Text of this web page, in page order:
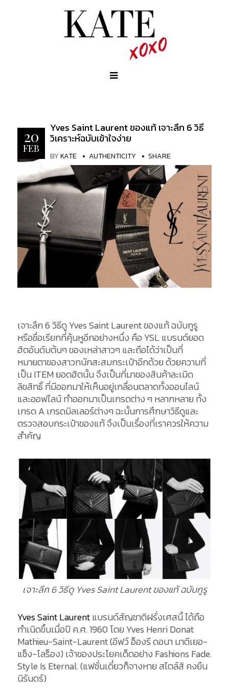
20
FEB
Yves Saint Laurent ของแท้ เจาะลึก 6 วิธี
วิเคราะห์ฉบับเข้าใจง่าย
BYKATE AUTHENTICITY SHARE
เจาะลึก 6 วิธีดู Yves Saint Laurent ของแท้ ฉบับกูรู
หรือชื่อเรียกที่คุ้นหูอีกอย่างหนึ่ง คือ YSL แบรนด์ยอด
ฮิตอันดับต้นๆ ของเหล่าสาวๆ และถือได้ว่าเป็นที่
หมายตาของสาวกนักสะสมกระเป๋าอีกด้วย ด้วยความที่
เป็น ITEM ยอดฮิตนั้น จึงเป็นที่มาของสินค้าละเมิด
ลิขสิทธิ์ ที่มีออกมาให้เห็นอยู่เกลื่อนตลาดทั้งออนไลน์
และออฟไลน์ ทำออกมาเป็นเกรดต่าง ๆ หลากหลาย ทั้ง
เกรด A เกรดมิลเลอร์ต่างๆ ฉะนั้นการศึกษาวิธีดูและ
ตรวจสอบกระเป๋าของแท้ จึงเป็นเรื่องที่เราควรให้ความ
สำคัญ
เจาะลึก 6 วิธีดู Yves Saint Laurent ของแท้ ฉบับกูรู
Yves Saint Laurentแบรนด์สัญชาติฝรั่งเศสนี้ ได้ถือ
กำเนิดขึ้นเมื่อปี ค.ศ. 1960 โดย Yves Henri Donat
Mathieu-Saint-Laurent (อีฟว์ อ็องรี ดอนา มาตีเยอ-
แซ็ง-โลร็อง) เจ้าของประโยคเด็ดอย่าง Fashions Fade.
Style Is Eternal. (แฟชั่นเดี๋ยวก็จางหาย สไตล์สิ คงยืน
นิรันดร์)